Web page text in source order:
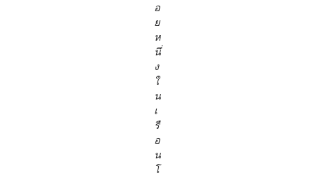
อ
ย
ห
นึ่
ง
ใ
น
เ
รื
อ
น
โ